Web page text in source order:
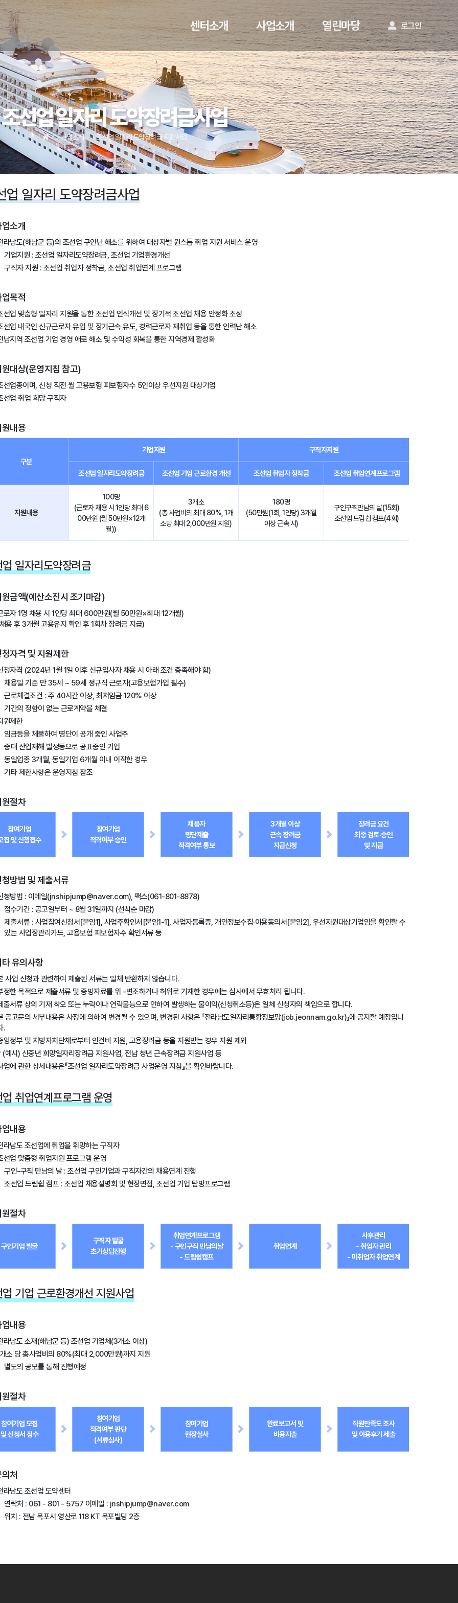
메인 메뉴
센터소개 사업소개 열린마당 로그인
조선업 일자리 도약장려금사업
사업소개 조선업 일자리도약장려금 지원사업
업 일자리 도약장려금사업
소개
라남도(해남군 등)의 조선업 구인난 해소를 위하여 대상자별 원스톱 취업 지원 서비스 운영
기업지원 : 조선업 일자리도약장려금, 조선업 기업환경개선
구직자 지원 : 조선업 취업자 정착금, 조선업 취업연계 프로그램
목적
선업 맞춤형 일자리 지원을 통한 조선업 인식개선 및 장기적 조선업 채용 안정화 조성
선업 내국인 신규근로자 유입 및 장기근속 유도, 경력근로자 재취업 등을 통한 인력난 해소
남지역 조선업 기업 경영 애로 해소 및 수익성 회복을 통한 지역경제 활성화
대상(운영지침 참고)
선업종이며, 신청 직전 월 고용보험 피보험자수 5인이상 우선지원 대상기업
선업 취업 희망 구직자
내용
구분
기업지원 구직자지원
조선업 일자리도약장려금 조선업 기업 근로환경 개선 조선업 취업자 정착금 조선업 취업연계프로그램
지원내용
100명
(근로자 채용 시 1인당 최대 6
00만원 (월 50만원×12개
월))
3개소
(총 사업비의 최대 80%, 1개
소당 최대 2,000만원 지원)
180명
(50만원(1회, 1인당) 3개월
이상 근속 시)
구인구직만남의 날(15회)
조선업 드림쉽 캠프(4회)
일자리도약장려금
금액(예산소진시 조기마감)
로자 1명 채용 시 1인당 최대 600만원(월 50만원×최대 12개월)
용 후 3개월 고용유지 확인 후 1회차 장려금 지급)
자격 및 지원제한
청자격 (2024년 1월 1일 이후 신규입사자 채용 시 아래 조건 충족해야 함)
채용일 기준 만 35세 ~ 59세 정규직 근로자(고용보험가입 필수)
근로체결조건 : 주 40시간 이상, 최저임금 120% 이상
기간의 정함이 없는 근로계약을 체결
원제한
임금등을 체불하여 명단이 공개 중인 사업주
중대 산업재해 발생등으로 공표중인 기업
동일업종 3개월, 동일기업 6개월 이내 이직한 경우
기타 제한사항은 운영지침 참조
절차
참여기업
집 및 신청접수
참여기업
적격여부 승인
채용자
명단제출
적격여부 통보
3개월 이상
근속 장려금
지급신청
장려금 요건
최종 검토·승인
및 지급
방법 및 제출서류
청방법 : 이메일(jnshipjump@naver.com), 팩스(061-801-8878)
접수기간 : 공고일부터 ~ 8월 31일까지 (선착순 마감)
제출서류 : 사업참여신청서[붙임1], 사업주확인서[붙임1-1], 사업자등록증, 개인정보수집·이용동의서[붙임2], 우선지원대상기업임을 확인할 수
있는 사업장관리카드, 고용보험 피보험자수 확인서류 등
유의사항
사업 신청과 관련하여 제출된 서류는 일체 반환하지 않습니다.
정한 목적으로 제출서류 및 증빙자료를 위 -변조하거나 허위로 기재한 경우에는 심사에서 무효처리 됩니다.
출서류 상의 기재 착오 또는 누락이나 연락불능으로 인하여 발생하는 불이익(신청취소등)은 일체 신청자의 책임으로 합니다.
공고문의 세부내용은 사정에 의하여 변경될 수 있으며, 변경된 사항은 「전라남도일자리통합정보망(job.jeonnam.go.kr)」에 공지할 예정입니
.
앙정부 및 지방자치단체로부터 인건비 지원, 고용장려금 등을 지원받는 경우 지원 제외
예시) 신중년 희망일자리장려금 지원사업, 전남 청년 근속장려금 지원사업 등
업에 관한 상세내용은『조선업 일자리도약장려금 사업운영 지침』을 확인바랍니다.
취업연계프로그램 운영
내용
라남도 조선업에 취업을 휘망하는 구직자
선업 맞춤형 취업지원 프로그램 운영
구인-구직 만남의 날 : 조선업 구인기업과 구직자간의 채용연계 진행
조선업 드림쉽 캠프 : 조선업 채용설명회 및 현장면접, 조선업 기업 탐방프로그램
절차
구인기업 발굴
구직자 발굴
초기상담진행
취업연계프로그램
- 구인구직 만남의날
- 드림쉽캠프
취업연계
사후관리
- 취업자 관리
- 미취업자 취업연계
기업 근로환경개선 지원사업
내용
라남도 소재(해남군 등) 조선업 기업체(3개소 이상)
소 당 총사업비의 80%(최대 2,000만원)까지 지원
별도의 공모를 통해 진행예정
절차
참여기업 모집
및 신청서 접수
참여기업
적격여부 판단
(서류심사)
참여기업
현장실사
완료보고서 및
비용지출
직원만족도 조사
및 이용후기 제출
처
라남도 조선업 도약센터
연락처 : 061 - 801 - 5757 이메일 : jnshipjump@naver.com
위치 : 전남 목포시 영산로 118 KT 목포빌딩 2층